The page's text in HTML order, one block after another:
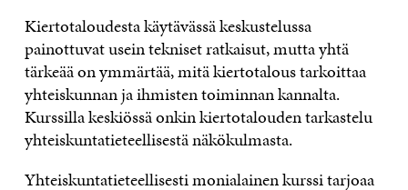
Kiertotaloudesta käytävässä keskustelussa
painottuvat usein tekniset ratkaisut, mutta yhtä
tärkeää on ymmärtää, mitä kiertotalous tarkoittaa
yhteiskunnan ja ihmisten toiminnan kannalta.
Kurssilla keskiössä onkin kiertotalouden tarkastelu
yhteiskuntatieteellisestä näkökulmasta.
Yhteiskuntatieteellisesti monialainen kurssi tarjoaa